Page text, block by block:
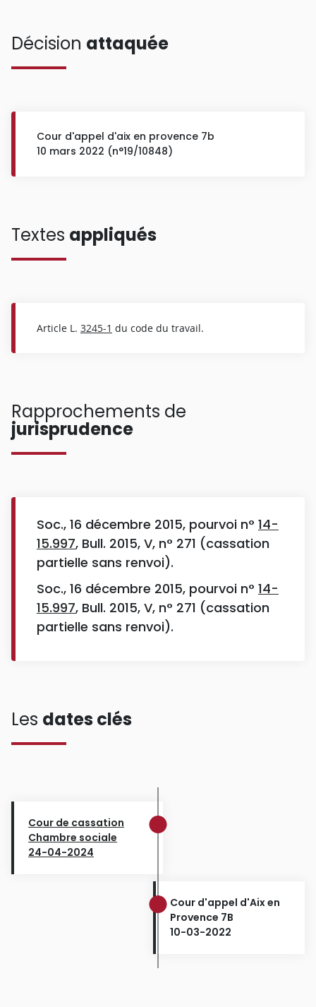
Décision attaquée
Cour d'appel d'aix en provence 7b
10 mars 2022 (n°19/10848)
Textes appliqués
Article L. 3245-1 du code du travail.
Rapprochements de
jurisprudence
Soc., 16 décembre 2015, pourvoi n° 14-
15.997, Bull. 2015, V, n° 271 (cassation
partielle sans renvoi).
Soc., 16 décembre 2015, pourvoi n° 14-
15.997, Bull. 2015, V, n° 271 (cassation
partielle sans renvoi).
Les dates clés
Cour de cassation
Chambre sociale
24-04-2024
Cour d'appel d'Aix en
Provence 7B
10-03-2022